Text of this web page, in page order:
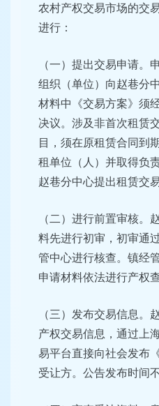
农村产权交易市场的交
进行：
（一）提出交易申请。
组织（单位）向赵巷分
材料中《交易方案》须
决议。涉及非首次租赁
目，须在原租赁合同到
租单位（人）并取得负
赵巷分中心提出租赁交
（二）进行前置审核。
料先进行初审，初审通
管中心进行核查。镇经
申请材料依法进行产权
（三）发布交易信息。
产权交易信息，通过上
易平台直接向社会发布
受让方。公告发布时间